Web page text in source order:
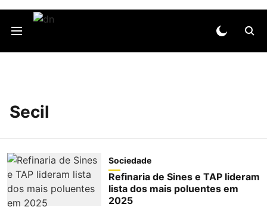
Secil
Sociedade
Refinaria de Sines e TAP lideram
lista dos mais poluentes em
2025